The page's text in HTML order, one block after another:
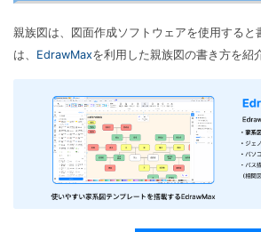
親族図は、図面作成ソフトウェアを使用すると
は、 EdrawMaxを利用した親族図の書き方を紹